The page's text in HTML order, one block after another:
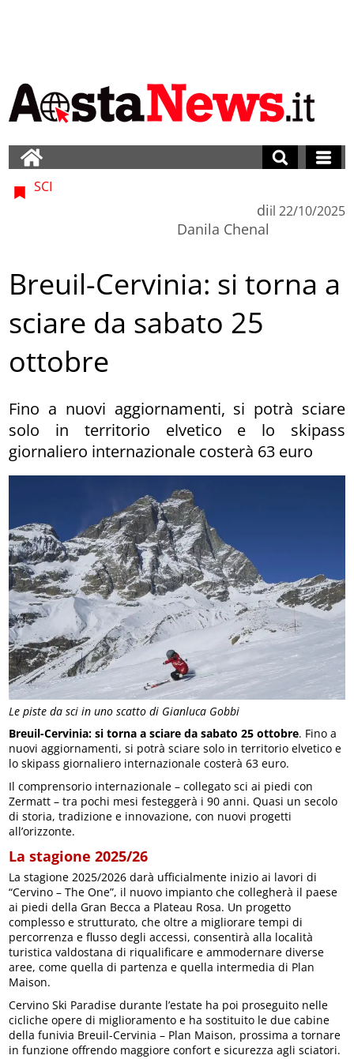
Le piste da sci in uno scatto di Gianluca Gobbi
SCI
di
Danila Chenal
il 22/10/2025
Breuil-Cervinia: si torna a
sciare da sabato 25
ottobre
Fino a nuovi aggiornamenti, si potrà sciare
solo in territorio elvetico e lo skipass
giornaliero internazionale costerà 63 euro
Breuil-Cervinia: si torna a sciare da sabato 25 ottobre. Fino a
nuovi aggiornamenti, si potrà sciare solo in territorio elvetico e
lo skipass giornaliero internazionale costerà 63 euro.
Il comprensorio internazionale – collegato sci ai piedi con
Zermatt – tra pochi mesi festeggerà i 90 anni. Quasi un secolo
di storia, tradizione e innovazione, con nuovi progetti
all’orizzonte.
La stagione 2025/26
La stagione 2025/2026 darà ufficialmente inizio ai lavori di
“Cervino – The One”, il nuovo impianto che collegherà il paese
ai piedi della Gran Becca a Plateau Rosa. Un progetto
complesso e strutturato, che oltre a migliorare tempi di
percorrenza e flusso degli accessi, consentirà alla località
turistica valdostana di riqualificare e ammodernare diverse
aree, come quella di partenza e quella intermedia di Plan
Maison.
Cervino Ski Paradise durante l’estate ha poi proseguito nelle
cicliche opere di miglioramento e ha sostituito le due cabine
della funivia Breuil-Cervinia – Plan Maison, prossima a tornare
in funzione offrendo maggiore confort e sicurezza agli sciatori.